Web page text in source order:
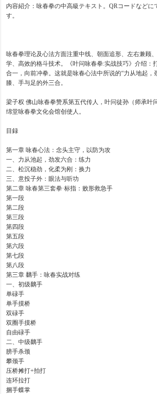
内容紹介：咏春拳の中高級テキスト。QRコードなど
す。
咏春拳理论及心法方面注重中线、朝面追形、左右兼
学、高效的格斗技术。《叶问咏春拳:实战技巧》介绍
合一，向前冲拳。这就是咏春心法中所说的“力从地起
膝、手与足的外三合。
梁子权 佛山咏春拳赞系第五代传人，叶问徒孙（师承
绵堂咏春拳文化会馆创使人。
目録
第一章 咏春心法：念头主守，以防为攻
一、力从池起，劲发六合：练力
二、松沉稳劲，化柔为刚：换力
三、意投子外：眼法与听功
第二章 咏春第三套拳·标指：败形救急手
第一段
第二段
第三段
第四段
第五段
第六段
第七段
第八段
第三章 黐手：咏春实战对练
一、初级黐手
单碌手
单手摸桥
双碌手
双圈手摸桥
自由碌手
二、中级黐手
膀手杀颈
攀颈手
压桥摊打+拍打
连环拉打
捆手蝶掌